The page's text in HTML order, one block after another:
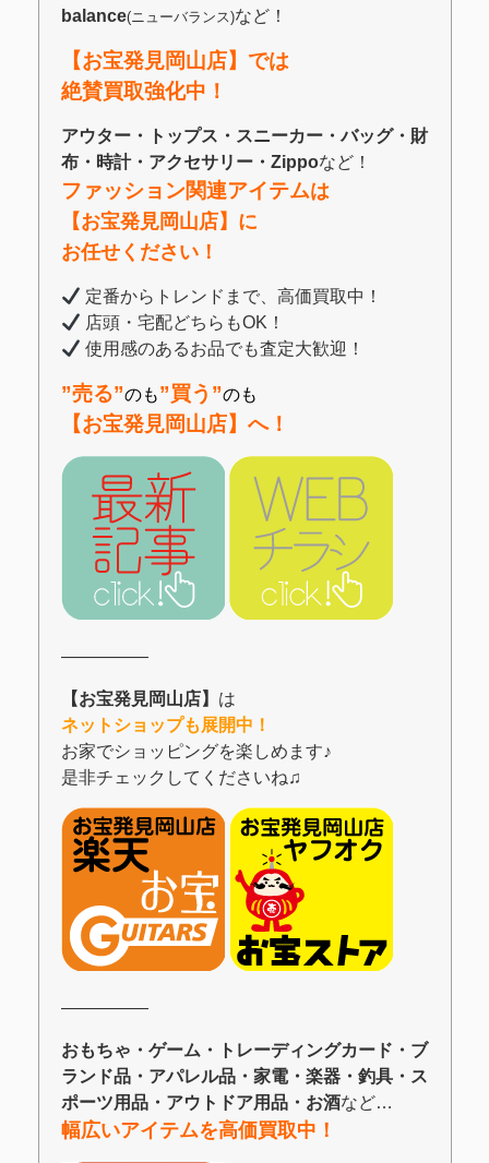
balance(ニューバランス)など！
【お宝発見岡山店】では
絶賛買取強化中！
アウター・トップス・スニーカー・バッグ・財
布・時計・アクセサリー・Zippoなど！
ファッション関連アイテムは
【お宝発見岡山店】に
お任せください！
定番からトレンドまで、高価買取中！
店頭・宅配どちらもOK！
使用感のあるお品でも査定大歓迎！
”売る”のも”買う”のも
【お宝発見岡山店】へ！
―――――
【お宝発見岡山店】 は
ネットショップも展開中！
お家でショッピングを楽しめます♪
是非チェックしてくださいね♫
―――――
おもちゃ・ゲーム・トレーディングカード・ブ
ランド品・アパレル品・家電・楽器・釣具・ス
ポーツ用品・アウトドア用品・お酒など…
幅広いアイテムを高価買取中！